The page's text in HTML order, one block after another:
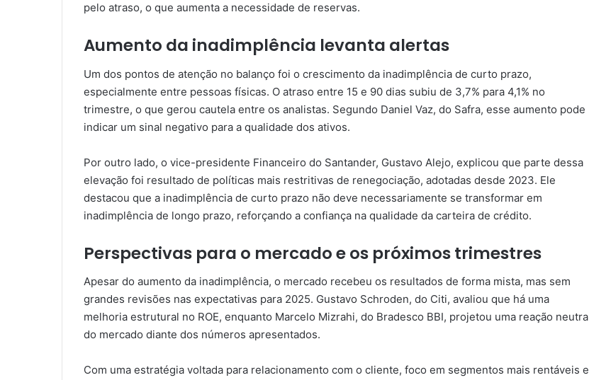
pelo atraso, o que aumenta a necessidade de reservas.
Aumento da inadimplência levanta alertas
Um dos pontos de atenção no balanço foi o crescimento da inadimplência de curto prazo,
especialmente entre pessoas físicas. O atraso entre 15 e 90 dias subiu de 3,7% para 4,1% no
trimestre, o que gerou cautela entre os analistas. Segundo Daniel Vaz, do Safra, esse aumento pode
indicar um sinal negativo para a qualidade dos ativos.
Por outro lado, o vice-presidente Financeiro do Santander, Gustavo Alejo, explicou que parte dessa
elevação foi resultado de políticas mais restritivas de renegociação, adotadas desde 2023. Ele
destacou que a inadimplência de curto prazo não deve necessariamente se transformar em
inadimplência de longo prazo, reforçando a confiança na qualidade da carteira de crédito.
Perspectivas para o mercado e os próximos trimestres
Apesar do aumento da inadimplência, o mercado recebeu os resultados de forma mista, mas sem
grandes revisões nas expectativas para 2025. Gustavo Schroden, do Citi, avaliou que há uma
melhoria estrutural no ROE, enquanto Marcelo Mizrahi, do Bradesco BBI, projetou uma reação neutra
do mercado diante dos números apresentados.
Com uma estratégia voltada para relacionamento com o cliente, foco em segmentos mais rentáveis e